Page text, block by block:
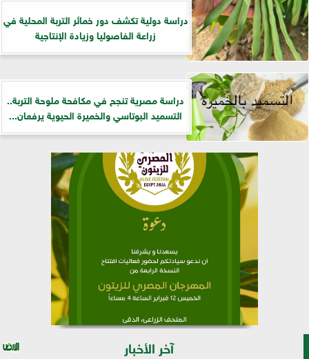
دراسة دولية تكشف دور خمائر التربة المحلية في
زراعة الفاصوليا وزيادة الإنتاجية
دراسة مصرية تنجح في مكافحة ملوحة التربة..
التسميد البوتاسي والخميرة الحيوية يرفعان...
آخر الأخبار